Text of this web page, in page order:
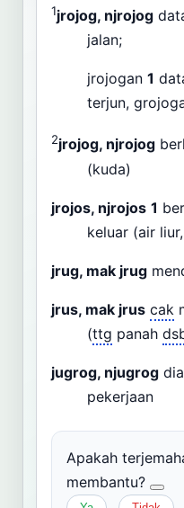
1jrojog, njrojog
jalan;
jrojogan 1
terjun,
2jrojog, njrojog
(kuda)
jrojos, njrojos 1
keluar (air
jrug, mak jrug
jrus, mak jrus cak
(ttg panah
jugrog, njugrog
pekerjaan
Apakah
membantu?